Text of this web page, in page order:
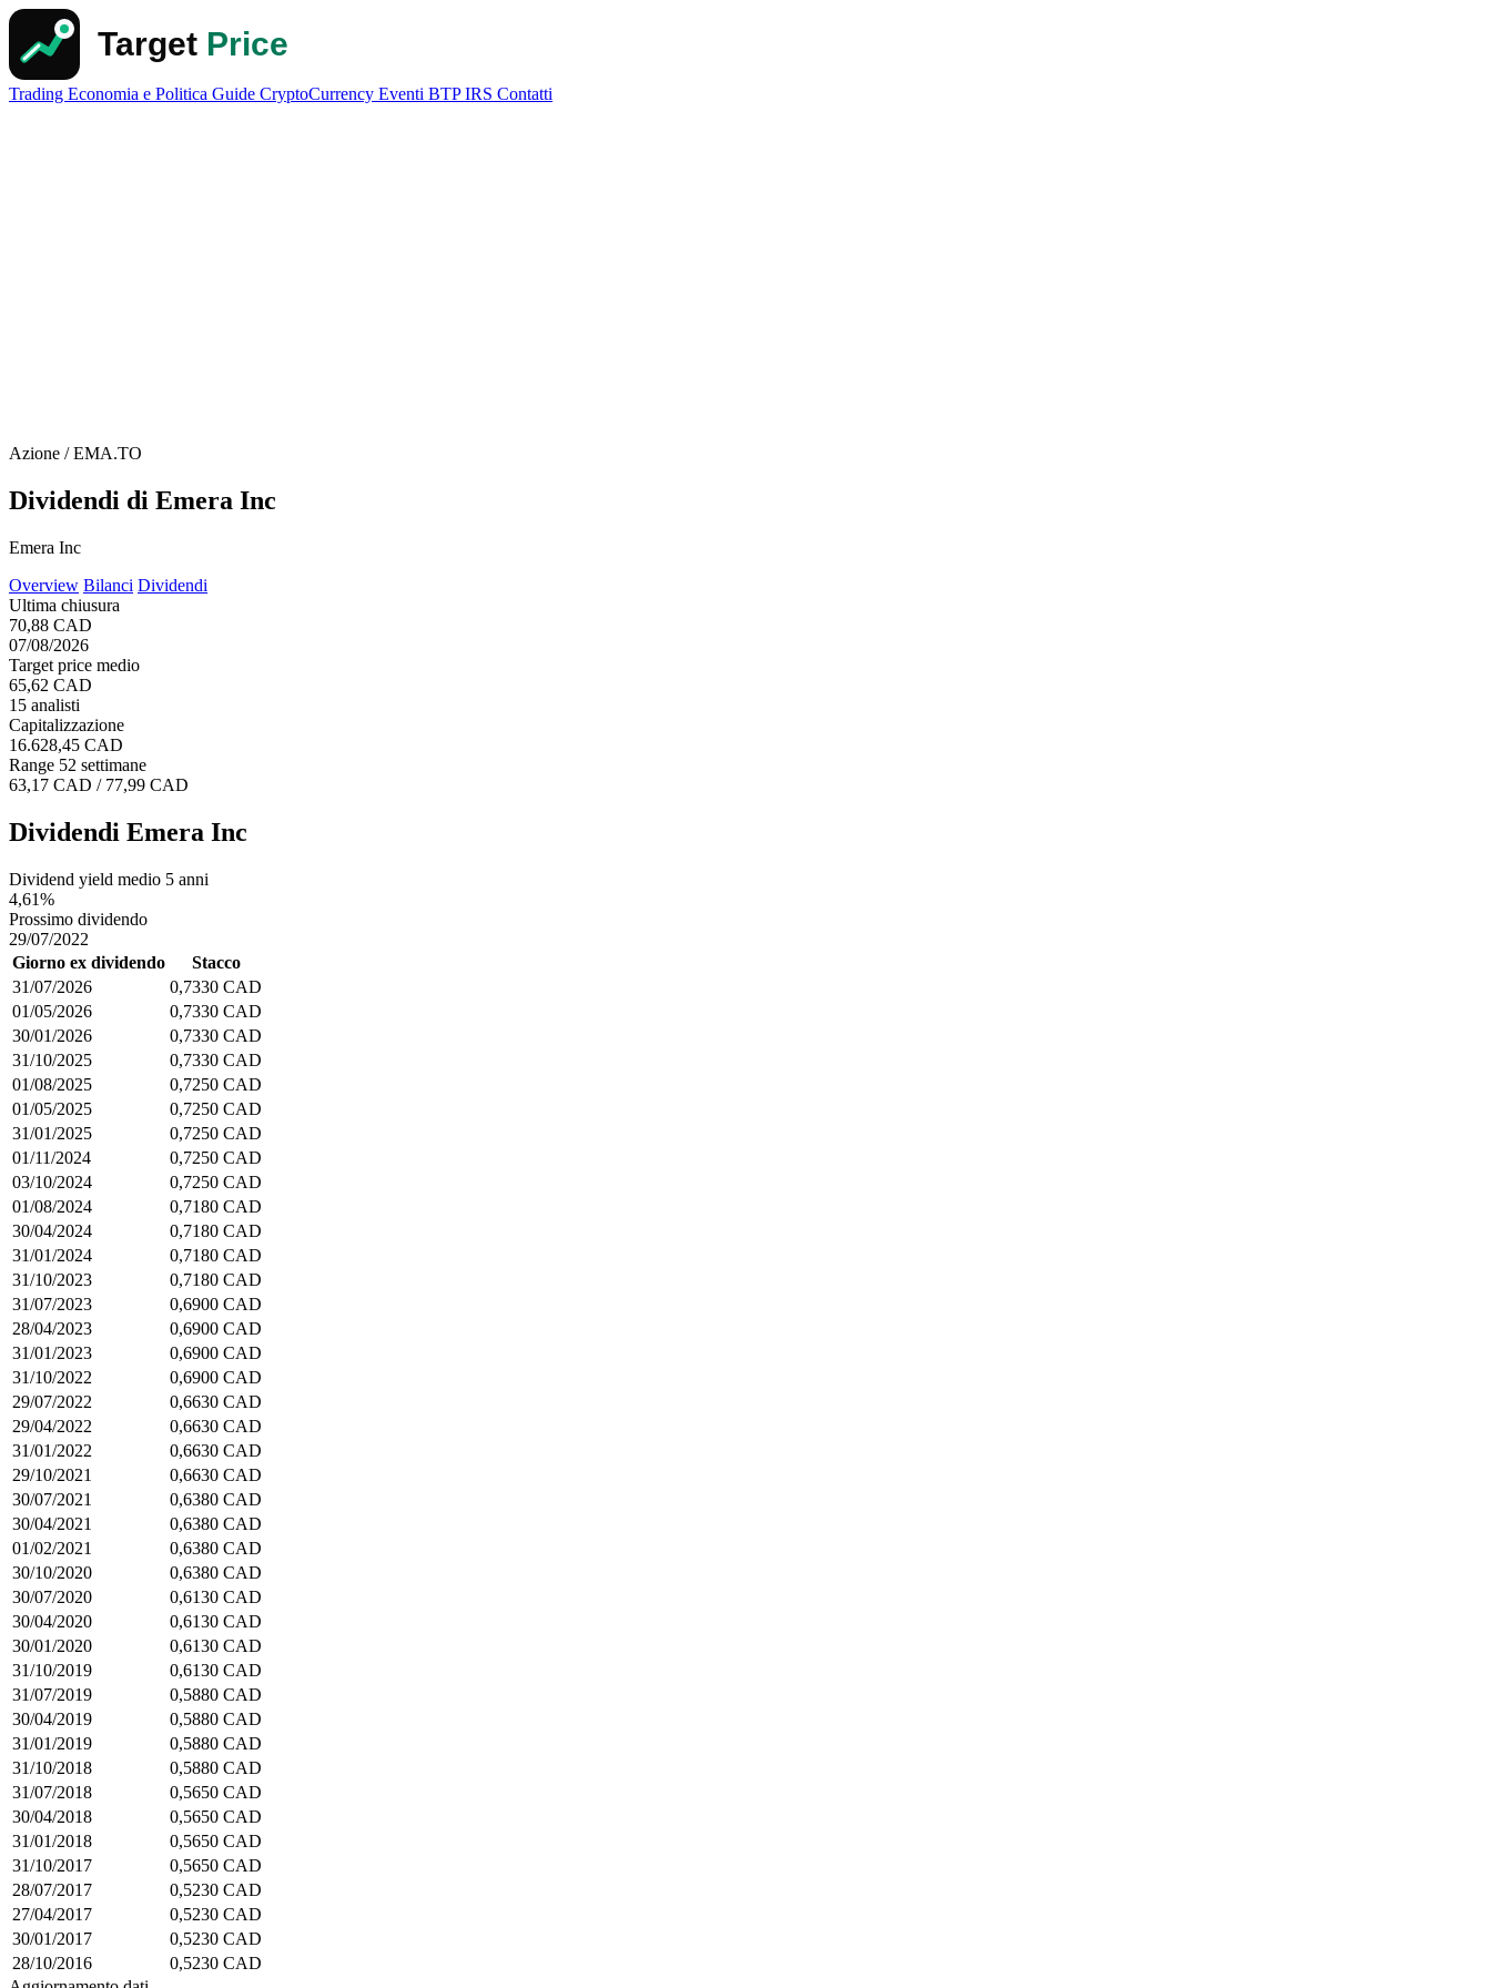
Trading Economia e Politica Guide CryptoCurrency Eventi BTPIRS Contatti
Azione / EMA.TO
Dividendi di Emera Inc
Emera Inc
Overview Bilanci Dividendi
Ultima chiusura
70,88 CAD
07/08/2026
Target price medio
65,62 CAD
15 analisti
Capitalizzazione
16.628,45 CAD
Range 52 settimane
63,17 CAD / 77,99 CAD
Dividendi Emera Inc
Dividend yield medio 5 anni
4,61%
Prossimo dividendo
29/07/2022
Giorno ex dividendo
Stacco
31/07/2026
0,7330 CAD
01/05/2026
0,7330 CAD
30/01/2026
0,7330 CAD
31/10/2025
0,7330 CAD
01/08/2025
0,7250 CAD
01/05/2025
0,7250 CAD
31/01/2025
0,7250 CAD
01/11/2024
0,7250 CAD
03/10/2024
0,7250 CAD
01/08/2024
0,7180 CAD
30/04/2024
0,7180 CAD
31/01/2024
0,7180 CAD
31/10/2023
0,7180 CAD
31/07/2023
0,6900 CAD
28/04/2023
0,6900 CAD
31/01/2023
0,6900 CAD
31/10/2022
0,6900 CAD
29/07/2022
0,6630 CAD
29/04/2022
0,6630 CAD
31/01/2022
0,6630 CAD
29/10/2021
0,6630 CAD
30/07/2021
0,6380 CAD
30/04/2021
0,6380 CAD
01/02/2021
0,6380 CAD
30/10/2020
0,6380 CAD
30/07/2020
0,6130 CAD
30/04/2020
0,6130 CAD
30/01/2020
0,6130 CAD
31/10/2019
0,6130 CAD
31/07/2019
0,5880 CAD
30/04/2019
0,5880 CAD
31/01/2019
0,5880 CAD
31/10/2018
0,5880 CAD
31/07/2018
0,5650 CAD
30/04/2018
0,5650 CAD
31/01/2018
0,5650 CAD
31/10/2017
0,5650 CAD
28/07/2017
0,5230 CAD
27/04/2017
0,5230 CAD
30/01/2017
0,5230 CAD
28/10/2016
0,5230 CAD